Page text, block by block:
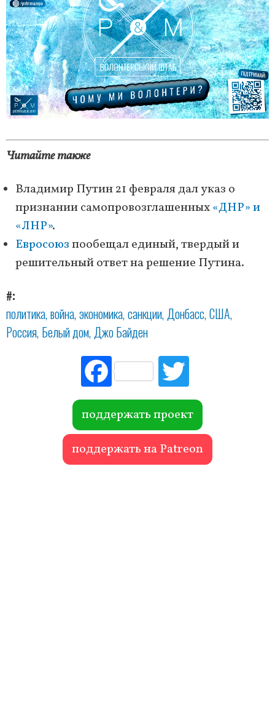
Читайте также
Владимир Путин 21 февраля дал указ о
признании самопровозглашенных«ДНР» и
«ЛНР».
Евросоюзпообещал единый, твердый и
решительный ответ на решение Путина.
#
политика война экономика санкции Донбасс США
Россия Белый дом Джо Байден
Fac
ebo
ok r
поддержать проект
поддержать на Patreon